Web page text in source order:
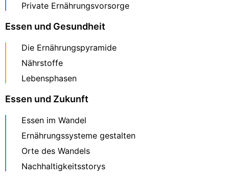
Private Ernährungsvorsorge
Essen und Gesundheit
Die Ernährungspyramide
Nährstoffe
Lebensphasen
Essen und Zukunft
Essen im Wandel
Ernährungssysteme gestalten
Orte des Wandels
Nachhaltigkeitsstorys